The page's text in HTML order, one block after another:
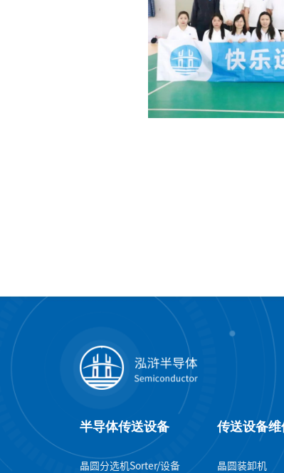
半导体传送设备
晶圆分选机Sorter/设备
传送设备
晶圆装卸机